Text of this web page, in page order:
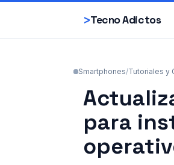
>Tecno Adictos
Smartphones/Tutoriales y
para